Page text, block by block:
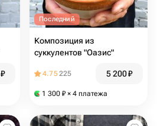
₽
Последний
Композиция из
суккулентов "Оазис"
4.75225 5 200₽
1 300 ₽ × 4 платежа